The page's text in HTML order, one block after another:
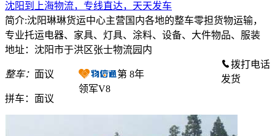
沈阳到上海物流，专线直达，天天发车
简介:沈阳琳琳货运中心主营国内各地的整车零担货物运输，
专业托运电器、家具、灯具、涂料、设备、大件物品、服装
地址：沈阳市于洪区张士物流园内
整车： 面议
拼车： 面议
第 8年
领军V8
拨打电话
发货